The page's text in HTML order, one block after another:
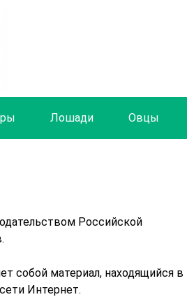
Лошади Овцы
Российской
собой материал, находящийся в
Интернет.